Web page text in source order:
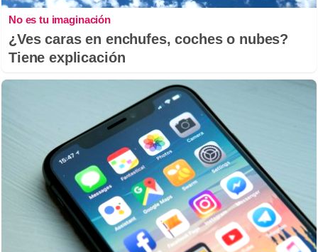
No es tu imaginación
¿Ves caras en enchufes, coches o nubes?
Tiene explicación